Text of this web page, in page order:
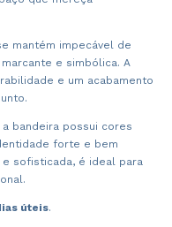
mantém impecável de
e simbólica. A
e um acabamento
bandeira possui cores
forte e bem
sofisticada, é ideal para
úteis.